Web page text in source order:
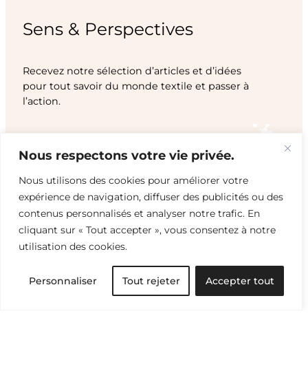
Nous respectons votre vie privée.
Nous utilisons des cookies pour améliorer votre
expérience de navigation, diffuser des publicités ou des
contenus personnalisés et analyser notre trafic. En
cliquant sur « Tout accepter », vous consentez à notre
utilisation des cookies.
Personnaliser Tout rejeter Accepter tout
Sens & Perspectives
Recevez notre sélection d’articles et d’idées
pour tout savoir du monde textile et passer à
l’action.